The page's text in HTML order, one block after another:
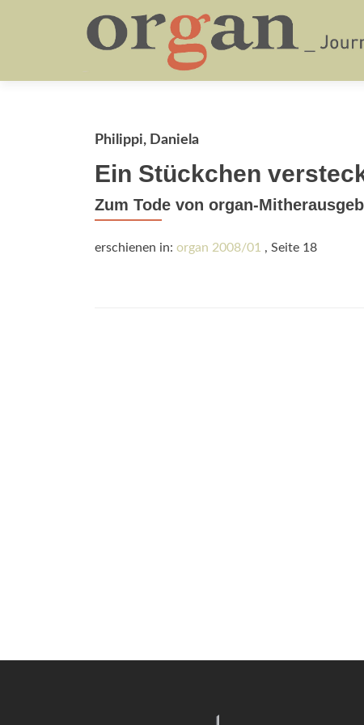
Philippi, Daniela
Ein Stückchen
Zum Tode von organ-
erschienen in: organ 2008/01 , Seite 18